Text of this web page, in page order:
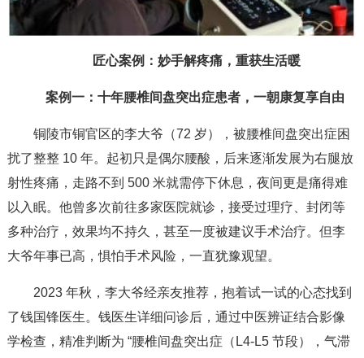
匠心案例：妙手解疼痛，重获生活暖
案例一：十年腰椎间盘突出症患者，一朝康复享自由
铜陵市铜官区的李大爷（72 岁），被腰椎间盘突出症困
扰了整整 10 年。起初只是偶尔腰酸，后来逐渐发展为右腿放
射性疼痛，走路不到 500 米就需停下休息，夜间更是痛得难
以入眠。他曾多次前往多家医院就诊，接受过理疗、封闭等
多种治疗，效果均不持久，甚至一度被建议手术治疗。但李
大爷年事已高，惧怕手术风险，一直犹豫观望。
2023 年秋，李大爷经亲友推荐，抱着试一试的心态找到
了钱国锋医生。钱医生详细问诊后，通过中医辨证结合影像
学检查，精准判断为 “腰椎间盘突出症（L4-L5 节段），气滞